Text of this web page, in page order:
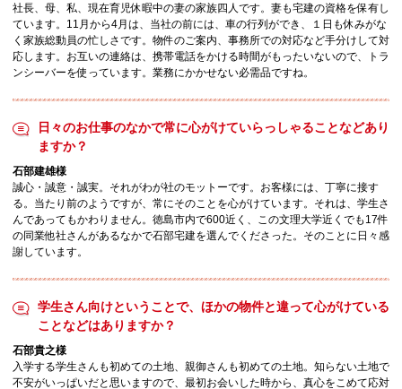
社長、母、私、現在育児休暇中の妻の家族四人です。妻も宅建の資格を保有し
ています。11月から4月は、当社の前には、車の行列ができ、１日も休みがな
く家族総動員の忙しさです。物件のご案内、事務所での対応など手分けして対
応します。お互いの連絡は、携帯電話をかける時間がもったいないので、トラ
ンシーバーを使っています。業務にかかせない必需品ですね。
日々のお仕事のなかで常に心がけていらっしゃることなどあり
ますか？
石部建雄様
誠心・誠意・誠実。それがわが社のモットーです。お客様には、丁寧に接す
る。当たり前のようですが、常にそのことを心がけています。それは、学生さ
んであってもかわりません。徳島市内で600近く、この文理大学近くでも17件
の同業他社さんがあるなかで石部宅建を選んでくださった。そのことに日々感
謝しています。
学生さん向けということで、ほかの物件と違って心がけている
ことなどはありますか？
石部貴之様
入学する学生さんも初めての土地、親御さんも初めての土地。知らない土地で
不安がいっぱいだと思いますので、最初お会いした時から、真心をこめて応対